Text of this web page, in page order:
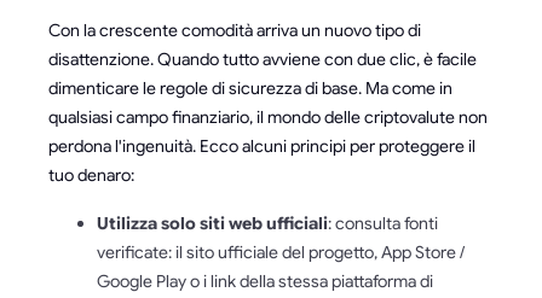
Con la crescente comodità arriva un nuovo tipo di
disattenzione. Quando tutto avviene con due clic, è facile
dimenticare le regole di sicurezza di base. Ma come in
qualsiasi campo finanziario, il mondo delle criptovalute non
perdona l'ingenuità. Ecco alcuni principi per proteggere il
tuo denaro:
Utilizza solo siti web ufficiali: consulta fonti
verificate: il sito ufficiale del progetto, App Store /
Google Play o i link della stessa piattaforma di